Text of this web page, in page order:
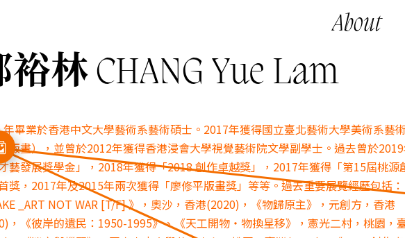
About
裕林 CHANG Yue Lam
年畢業於香港中文大學藝術系藝術碩士。2017年獲得國立臺北藝術大學美術系藝
修版畫），並曾於2012年獲得香港浸會大學視覺藝術院文學副學士。過去曾於
藝發展獎學金」，2018年獲得「2018 創作卓越獎」，2017年獲得「第15屆桃源
獎，2017年及2015年兩次獲得「廖修平版畫獎」等等。過去重要展覽經歷包括：
_ART NOT WAR [T/F] 》，奧沙，香港(2020)，《物歸原主》，元創方，香港
，《彼岸的遺民：1950-1995》、《天工開物・物換星移》，憲光二村，桃園，